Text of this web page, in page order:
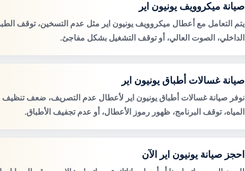
صيانة ميكروويف يونيون اير
يتم التعامل مع أعطال ميكروويف يونيون اير مثل عدم التسخين، توقف
الداخلي، الصوت العالي، أو توقف التشغيل بشكل مفاجئ.
صيانة غسالات أطباق يونيون اير
نوفر صيانة غسالات أطباق يونيون اير لأعطال عدم التصريف، ضعف تنظيف
المياه، توقف البرنامج، ظهور رموز الأعطال، أو عدم تجفيف الأطباق.
احجز صيانة يونيون اير الآن